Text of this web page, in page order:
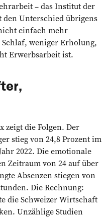
– das Institut der
Unterschied übrigens
einfach mehr
weniger Erholung,
Erwerbsarbeit ist.
zeigt die Folgen. Der
stieg von 24,8 Prozent im
2022. Die emotionale
Zeitraum von 24 auf über
Absenzen stiegen von
Die Rechnung:
die Schweizer Wirtschaft
Unzählige Studien